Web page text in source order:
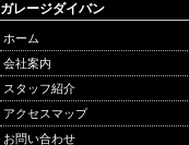
ガレージダイバン
ホーム
会社案内
スタッフ紹介
アクセスマップ
お問い合わせ